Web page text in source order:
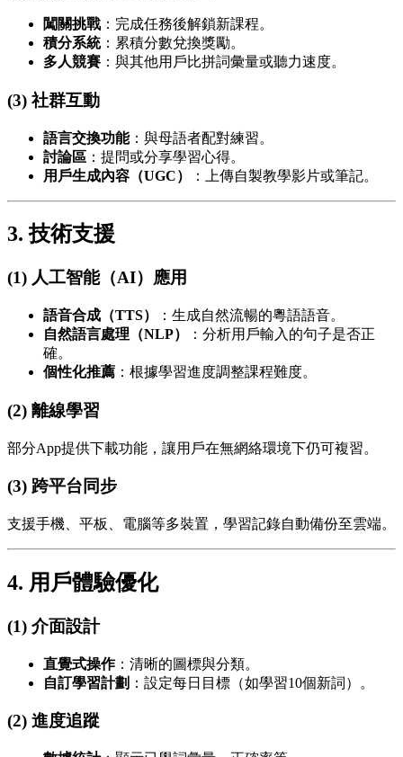
闖關挑戰：完成任務後解鎖新課程。
積分系統：累積分數兌換獎勵。
多人競賽 ：與其他用戶比拼詞彙量或聽力速度。
(3) 社群互動
語言交換功能：與母語者配對練習。
討論區 ：提問或分享學習心得。
用戶生成內容（UGC）
：上傳自製教學影片或筆記。
3. 技術支援
(1) 人工智能（AI）應用
語音合成（TTS）
：生成自然流暢的粵語語音。
自然語言處理（NLP）
：分析用戶輸入的句子是否正
確。
個性化推薦 ：根據學習進度調整課程難度。
(2) 離線學習
部分App提供下載功能，讓用戶在無網絡環境下仍可複習。
(3) 跨平台同步
支援手機、平板、電腦等多裝置，學習記錄自動備份至雲端。
4. 用戶體驗優化
(1) 介面設計
直覺式操作：清晰的圖標與分類。
自訂學習計劃 ：設定每日目標（如學習10個新詞）。
(2) 進度追蹤